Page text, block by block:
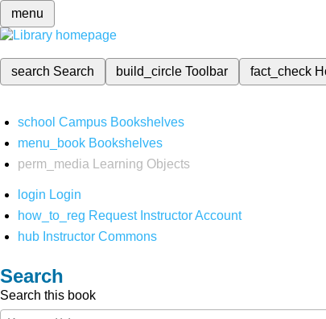
menu
search Search build_circleToolbar fact_check
school Campus Bookshelves
menu_book Bookshelves
perm_media
Learning Objects
login Login
how_to_reg Request Instructor Account
hub Instructor Commons
Search
Search this book